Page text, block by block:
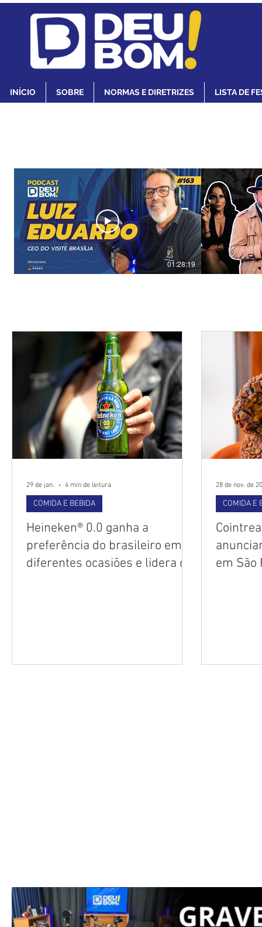
01:28:19
Heineken® 0.0 ganha a
preferência do brasileiro em
diferentes ocasiões e lidera o
COMIDA E BEBIDA
29 de jan. 4 min de leitura
em São
COMIDA E
28 de nov. de
INÍCIO SOBRE NORMAS E DIRETRIZES LISTA DE